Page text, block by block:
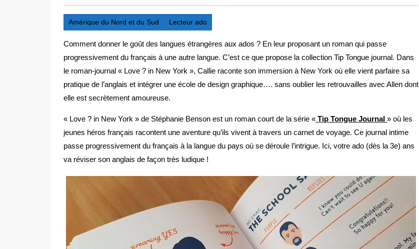
Amérique du Nord et du Sud Lecteur ado
Comment donner le goût des langues étrangères aux ados ? En leur proposant un roman qui passe
progressivement du français à une autre langue. C’est ce que propose la collection Tip Tongue journal. Dans
le roman-journal « Love ? in New York », Callie raconte son immersion à New York où elle vient parfaire sa
pratique de l’anglais et intégrer une école de design graphique…. sans oublier les retrouvailles avec Allen dont
elle est secrètement amoureuse.
« Love ? in New York » de Stéphanie Benson est un roman court de la série « Tip Tongue Journal » où les
jeunes héros français racontent une aventure qu’ils vivent à travers un carnet de voyage. Ce journal intime
passe progressivement du français à la langue du pays où se déroule l’intrigue. Ici, votre ado (dès la 3e) ans
va réviser son anglais de façon très ludique !